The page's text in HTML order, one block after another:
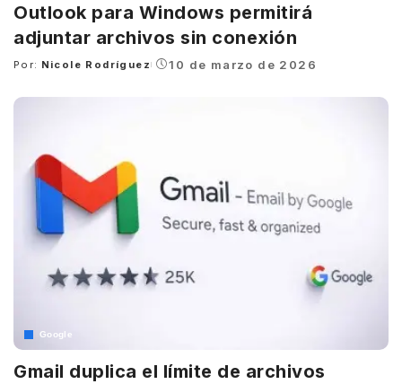
Outlook para Windows permitirá
adjuntar archivos sin conexión
Posted
Por: Nicole Rodríguez 10 de marzo de 2026
Google
Gmail duplica el límite de archivos